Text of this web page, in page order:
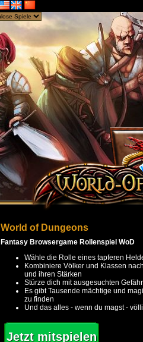
World of Dungeons
Fantasy Browsergame Rollenspiel WoD
Wähle die Rolle eines tapferen
Kombiniere Völker und Klassen
und ihren Stärken
Stürze dich mit ausgesuchten
Es gibt Tausende mächtige und
zu finden
Und das alles - wenn du magst -
Jetzt mitspielen